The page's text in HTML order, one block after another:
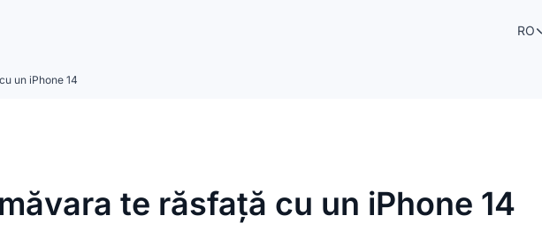
RO
un iPhone 14
te răsfață cu un iPhone 14